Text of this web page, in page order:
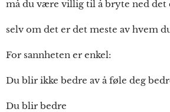
må du være villig til å bryte ned
selv om det er det meste av hvem
For sannheten er enkel:
Du blir ikke bedre av å føle deg
Du blir bedre